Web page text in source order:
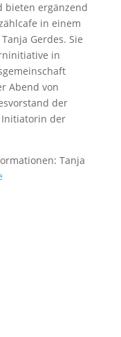
bieten ergänzend
in einem
Gerdes. Sie
in
Abend von
der
der
Tanja